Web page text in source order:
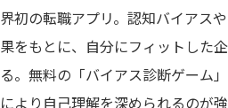
界初の転職アプリ。認知バイアス
果をもとに、自分にフィットした
る。無料の「バイアス診断ゲーム
により自己理解を深められるのが